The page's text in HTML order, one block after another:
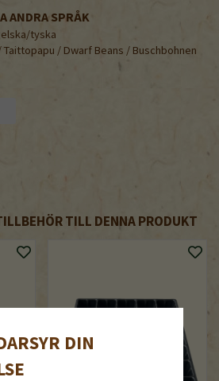
ANDRA SPRÅK
tyska
/ Dwarf Beans / Buschbohnen
TILL DENNA PRODUKT
DIN